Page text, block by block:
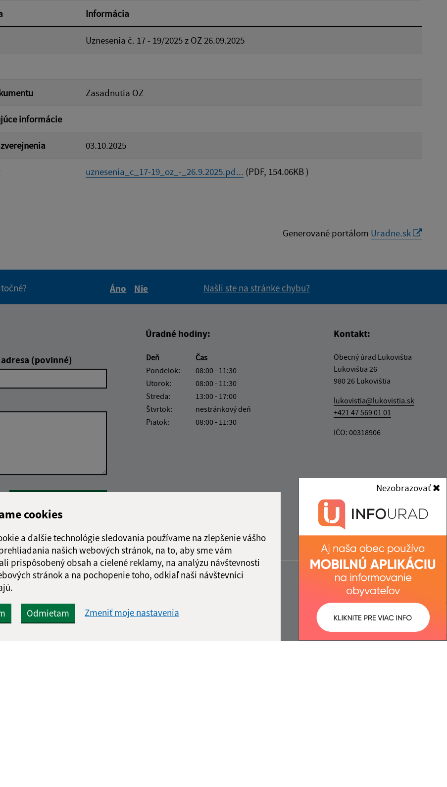
cookies
a ďalšie technológie sledovania používame na zlepšenie vášho
našich webových stránok, na to, aby sme vám
prispôsobený obsah a cielené reklamy, na analýzu návštevnosti
stránok a na pochopenie toho, odkiaľ naši návštevníci
Odmietam Zmeniť moje nastavenia
Nezobrazovať
Informácia
Uznesenia č. 17 - 19/2025 z OZ 26.09.2025
Zasadnutia OZ
informácie
03.10.2025
uznesenia_c_17-19_oz_-_26.9.2025.pd... (PDF, 154.06KB )
Generované portálom Uradne.sk
Áno
Nie
Našli ste na stránke chybu?
(povinné)
Úradné hodiny:
Deň
Čas
Pondelok:
08:00 - 11:30
Utorok:
08:00 - 11:30
Streda:
13:00 - 17:00
Štvrtok:
nestránkový deň
Piatok:
08:00 - 11:30
Kontakt:
Obecný úrad Lukovištia
Lukovištia 26
980 26 Lukovištia
lukovistia@lukovistia.sk
+421 47 569 01 01
IČO: 00318906